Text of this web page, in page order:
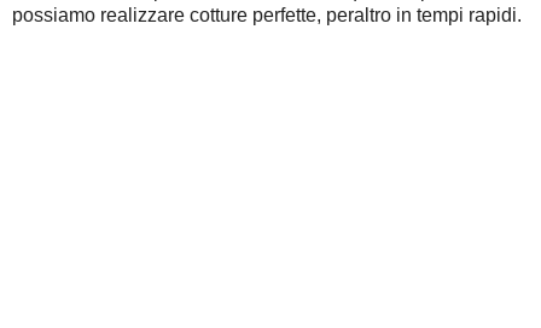
possiamo realizzare cotture perfette, peraltro in tempi rapidi.